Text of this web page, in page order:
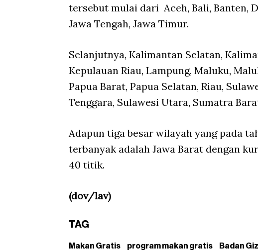
tersebut mulai dari Aceh, Bali, Banten,
Jawa Tengah, Jawa Timur.
Selanjutnya, Kalimantan Selatan,
Kepulauan Riau, Lampung, Maluku,
Papua Barat, Papua Selatan, Riau,
Tenggara, Sulawesi Utara, Sumatra
Adapun tiga besar wilayah yang pada
terbanyak adalah Jawa Barat dengan
40 titik.
(dov/lav)
TAG
Makan Gratis program makan gratis Badan